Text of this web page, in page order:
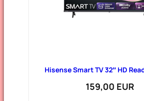
Hisense Smart TV 32″ HD
159,00 EUR